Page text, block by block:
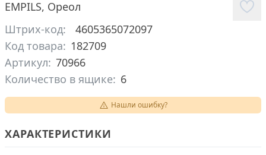
EMPILS, Ореол
Штрих-код:
4605365072097
Код товара: 182709
Артикул: 70966
Количество в ящике: 6
Нашли ошибку?
ХАРАКТЕРИСТИКИ